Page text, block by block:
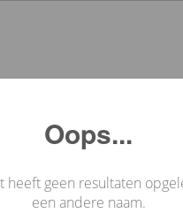
Oops...
heeft geen resultaten
een andere naam.